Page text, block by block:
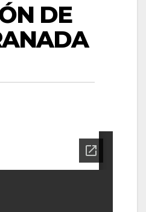
DE